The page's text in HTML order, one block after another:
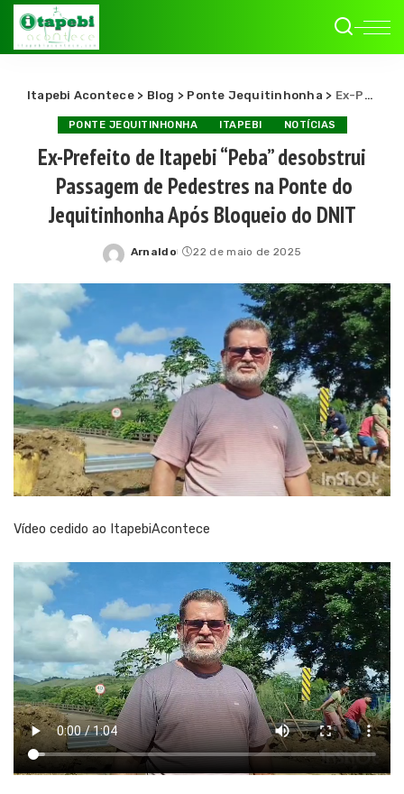
Itapebi Acontece> Blog > Ponte Jequitinhonha > Ex-Prefeito de Itapebi “Peba” desobstrui Passagem de Pedestres na Ponte do Jequitinhonha Após Bloqueio do DNIT
PONTE JEQUITINHONHA ITAPEBI NOTÍCIAS
Ex-Prefeito de Itapebi “Peba” desobstrui
Passagem de Pedestres na Ponte do
Jequitinhonha Após Bloqueio do DNIT
Posted
Arnaldo 22 de maio de 2025
Vídeo cedido ao ItapebiAcontece